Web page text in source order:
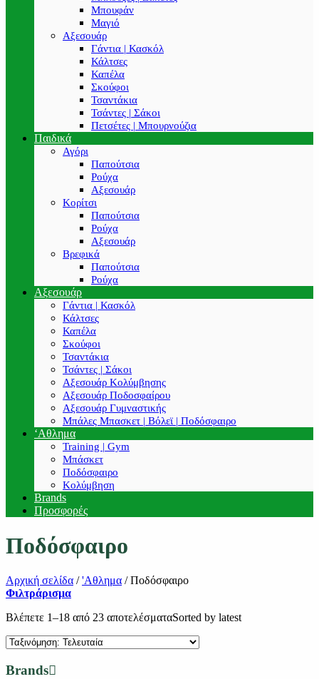
Μπουφάν
Μαγιό
Αξεσουάρ
Γάντια | Κασκόλ
Κάλτσες
Καπέλα
Σκούφοι
Τσαντάκια
Τσάντες | Σάκοι
Πετσέτες | Μπουρνούζια
Παιδικά
Αγόρι
Παπούτσια
Ρούχα
Αξεσουάρ
Κορίτσι
Παπούτσια
Ρούχα
Αξεσουάρ
Βρεφικά
Παπούτσια
Ρούχα
Αξεσουάρ
Γάντια | Κασκόλ
Κάλτσες
Καπέλα
Σκούφοι
Τσαντάκια
Τσάντες | Σάκοι
Αξεσουάρ Κολύμβησης
Αξεσουάρ Ποδοσφαίρου
Αξεσουάρ Γυμναστικής
Μπάλες Μπασκετ | Βόλεϊ | Ποδόσφαιρο
‘Αθλημα
Training | Gym
Μπάσκετ
Ποδόσφαιρο
Κολύμβηση
Brands
Προσφορές
Ποδόσφαιρο
Αρχική σελίδα / 'Αθλημα /Ποδόσφαιρο
Φιλτράρισμα
Βλέπετε 1–18 από 23 αποτελέσματαSorted by latest
Brands